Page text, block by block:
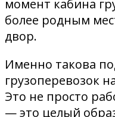
момент кабина
более родным
двор.
Именно такова
грузоперевозок
Это не просто
— это целый